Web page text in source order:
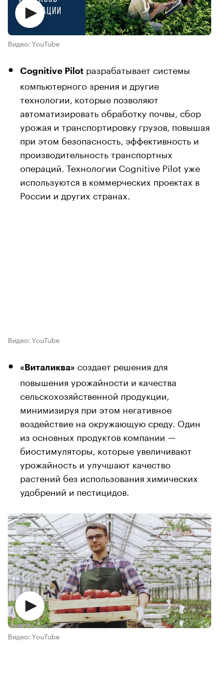
Видео: YouTube
Cognitive Pilot разрабатывает системы
компьютерного зрения и другие
технологии, которые позволяют
автоматизировать обработку почвы, сбор
урожая и транспортировку грузов, повышая
при этом безопасность, эффективность и
производительность транспортных
операций. Технологии Cognitive Pilot уже
используются в коммерческих проектах в
России и других странах.
Видео: YouTube
«Виталиква» создает решения для
повышения урожайности и качества
сельскохозяйственной продукции,
минимизируя при этом негативное
воздействие на окружающую среду. Один
из основных продуктов компании —
биостимуляторы, которые увеличивают
урожайность и улучшают качество
растений без использования химических
удобрений и пестицидов.
Видео: YouTube